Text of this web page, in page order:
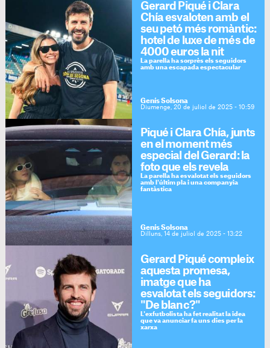
Gerard Piqué i Clara
Chía esvaloten amb el
seu petó més romàntic:
hotel de luxe de més de
4000 euros la nit
La parella ha sorprès els seguidors
amb una escapada espectacular
Genís Solsona
Diumenge, 20 de juliol de 2025 - 10:59
Piqué i Clara Chía, junts
en el moment més
especial del Gerard: la
foto que els revela
La parella ha esvalotat els seguidors
amb l'últim pla i una companyia
fantàstica
Genís Solsona
Dilluns, 14 de juliol de 2025 - 13:22
Gerard Piqué compleix
aquesta promesa,
imatge que ha
esvalotat els seguidors:
"De blanc?"
L'exfutbolista ha fet realitat la idea
que va anunciar fa uns dies per la
xarxa